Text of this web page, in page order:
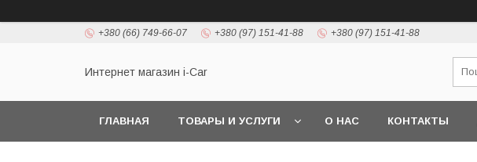
+380 (66) 749-66-07 +380 (97) 151-41-88 +380 (97) 151-41-88
Интернет магазин i-Car
ГЛАВНАЯ ТОВАРЫ И УСЛУГИ О НАС КОНТАКТЫ